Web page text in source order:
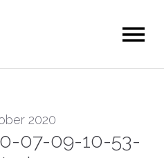
2020
07-09-10-53-